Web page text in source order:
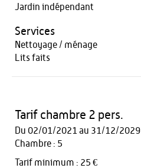
Jardin indépendant
Services
Nettoyage / ménage
Lits faits
Tarif chambre 2 pers.
Du 02/01/2021 au 31/12/2029
Chambre : 5
Tarif minimum : 25 €